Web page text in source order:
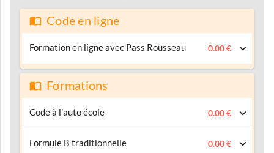
Code en ligne
Formation en ligne avec Pass Rousseau 0.00 €
Formations
Code à l'auto école 0.00 €
Formule B traditionnelle 0.00 €